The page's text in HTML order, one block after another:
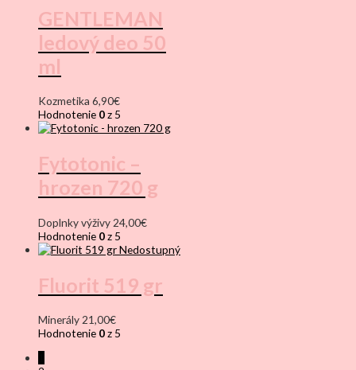
GENTLEMAN
ledový deo 50
ml
Kozmetika 6,90€
Hodnotenie 0z 5
Fytotonic –
hrozen 720 g
Doplnky výživy 24,00€
Hodnotenie 0z 5
Nedostupný
Fluorit 519 gr
Minerály 21,00€
Hodnotenie 0z 5